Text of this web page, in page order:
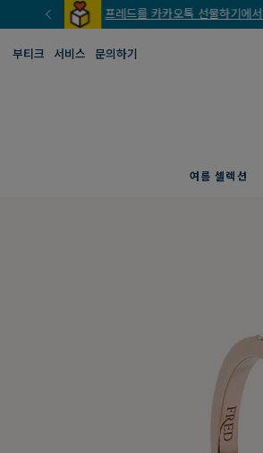
부티크 서비스 문의하기
여름 셀렉션